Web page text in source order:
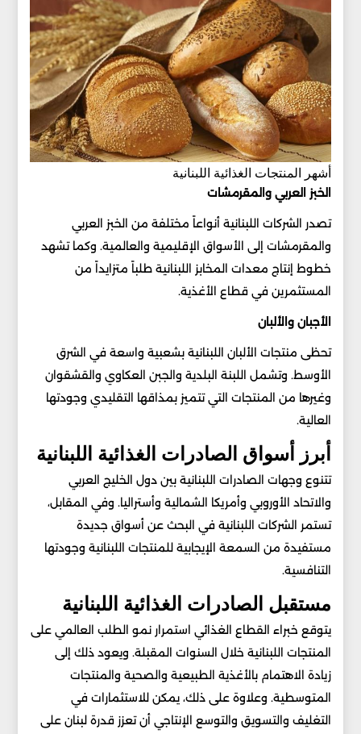
أشهر المنتجات الغذائية اللبنانية
الخبز العربي والمقرمشات
تصدر الشركات اللبنانية أنواعاً مختلفة من الخبز العربي
والمقرمشات إلى الأسواق الإقليمية والعالمية. وكما تشهد
خطوط إنتاج معدات المخابز اللبنانية طلباً متزايداً من
المستثمرين في قطاع الأغذية.
الأجبان والألبان
تحظى منتجات الألبان اللبنانية بشعبية واسعة في الشرق
الأوسط. وتشمل اللبنة البلدية والجبن العكاوي والقشقوان
وغيرها من المنتجات التي تتميز بمذاقها التقليدي وجودتها
العالية.
أبرز أسواق الصادرات الغذائية اللبنانية
تتنوع وجهات الصادرات اللبنانية بين دول الخليج العربي
والاتحاد الأوروبي وأمريكا الشمالية وأستراليا. وفي المقابل،
تستمر الشركات اللبنانية في البحث عن أسواق جديدة
مستفيدة من السمعة الإيجابية للمنتجات اللبنانية وجودتها
التنافسية.
مستقبل الصادرات الغذائية اللبنانية
يتوقع خبراء القطاع الغذائي استمرار نمو الطلب العالمي على
المنتجات اللبنانية خلال السنوات المقبلة. ويعود ذلك إلى
زيادة الاهتمام بالأغذية الطبيعية والصحية والمنتجات
المتوسطية. وعلاوة على ذلك، يمكن للاستثمارات في
التغليف والتسويق والتوسع الإنتاجي أن تعزز قدرة لبنان على